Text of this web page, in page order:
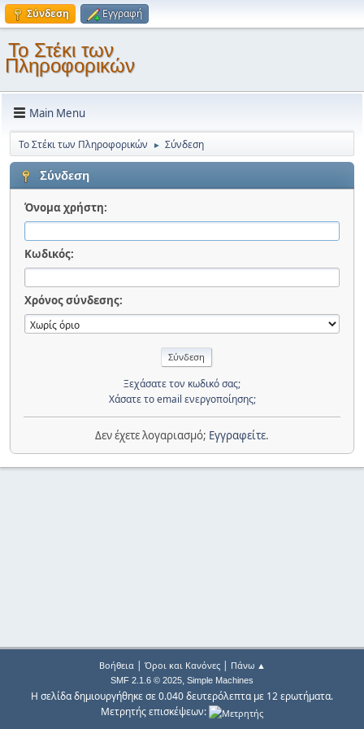
Σύνδεση Εγγραφή
Το Στέκι των
Πληροφορικών
Main Menu
Το Στέκι των Πληροφορικών ► Σύνδεση
Σύνδεση
Όνομα χρήστη:
Κωδικός:
Χρόνος σύνδεσης:
Ξεχάσατε τον κωδικό σας;
Χάσατε το email ενεργοποίησης;
Δεν έχετε λογαριασμό; Εγγραφείτε.
Βοήθεια| Όροι και Κανόνες| Πάνω ▲
SMF 2.1.6 © 2025, Simple Machines
Η σελίδα δημιουργήθηκε σε 0.040 δευτερόλεπτα με 12 ερωτήματα.
Μετρητής επισκέψεων: